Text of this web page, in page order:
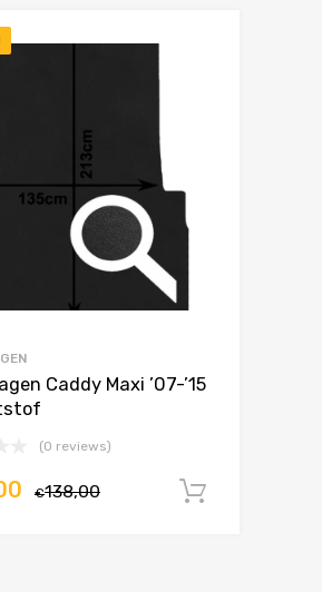
Caddy Maxi ’07-’15
(0 reviews)
€138,00